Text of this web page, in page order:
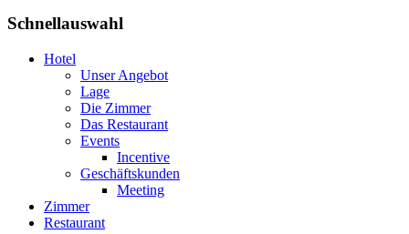
Schnellauswahl
Hotel
Unser Angebot
Lage
Die Zimmer
Das Restaurant
Events
Incentive
Geschäftskunden
Meeting
Zimmer
Restaurant